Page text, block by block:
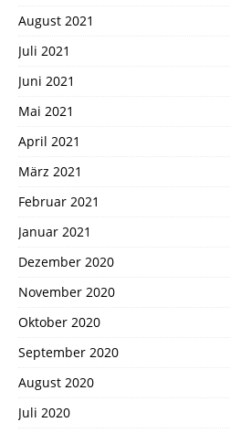
August 2021
Juli 2021
Juni 2021
Mai 2021
April 2021
März 2021
Februar 2021
Januar 2021
Dezember 2020
November 2020
Oktober 2020
September 2020
August 2020
Juli 2020